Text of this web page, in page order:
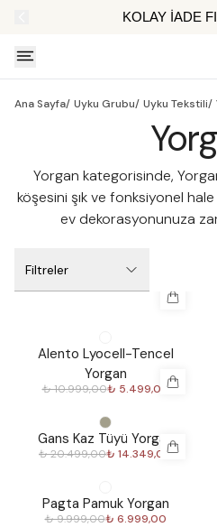
KOLAY İADE
Ana Sayfa/ Uyku Grubu/ Uyku Tekstili/
Yorgan kategorisinde,
köşesini şık ve fonksiyonel
ev dekorasyonunuza
Filtreler
Alento Lyocell-Tencel
Yorgan
₺ 10.999,00₺ 5.499,00
Gans Kaz Tüyü Yorgan
₺ 20.499,00₺ 14.349,00
Pagta Pamuk Yorgan
₺ 9.999,00₺ 6.999,00